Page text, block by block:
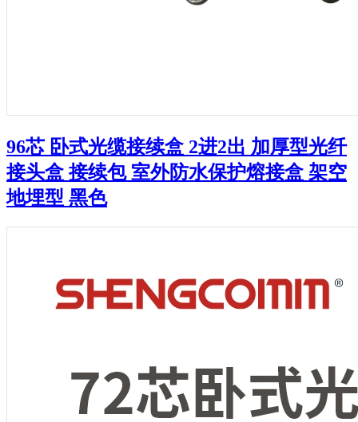
96芯 卧式光缆接续盒 2进2出 加厚型光纤
接头盒 接续包 室外防水保护熔接盒 架空
地埋型 黑色